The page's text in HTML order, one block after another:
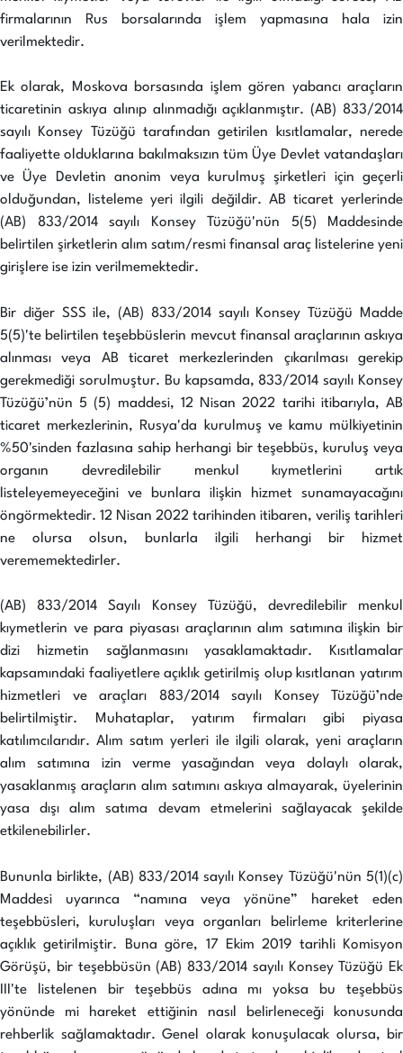
firmalarının Rus borsalarında işlem yapmasına hala izin
verilmektedir.
Ek olarak, Moskova borsasında işlem gören yabancı araçların
ticaretinin askıya alınıp alınmadığı açıklanmıştır. (AB) 833/2014
sayılı Konsey Tüzüğü tarafından getirilen kısıtlamalar, nerede
faaliyette olduklarına bakılmaksızın tüm Üye Devlet vatandaşları
ve Üye Devletin anonim veya kurulmuş şirketleri için geçerli
olduğundan, listeleme yeri ilgili değildir. AB ticaret yerlerinde
(AB) 833/2014 sayılı Konsey Tüzüğü'nün 5(5) Maddesinde
belirtilen şirketlerin alım satım/resmi finansal araç listelerine yeni
girişlere ise izin verilmemektedir.
Bir diğer SSS ile, (AB) 833/2014 sayılı Konsey Tüzüğü Madde
5(5)'te belirtilen teşebbüslerin mevcut finansal araçlarının askıya
alınması veya AB ticaret merkezlerinden çıkarılması gerekip
gerekmediği sorulmuştur. Bu kapsamda, 833/2014 sayılı Konsey
Tüzüğü’nün 5 (5) maddesi, 12 Nisan 2022 tarihi itibarıyla, AB
ticaret merkezlerinin, Rusya'da kurulmuş ve kamu mülkiyetinin
%50'sinden fazlasına sahip herhangi bir teşebbüs, kuruluş veya
organın devredilebilir menkul kıymetlerini artık
listeleyemeyeceğini ve bunlara ilişkin hizmet sunamayacağını
öngörmektedir. 12 Nisan 2022 tarihinden itibaren, veriliş tarihleri
ne olursa olsun, bunlarla ilgili herhangi bir hizmet
verememektedirler.
(AB) 833/2014 Sayılı Konsey Tüzüğü, devredilebilir menkul
kıymetlerin ve para piyasası araçlarının alım satımına ilişkin bir
dizi hizmetin sağlanmasını yasaklamaktadır. Kısıtlamalar
kapsamındaki faaliyetlere açıklık getirilmiş olup kısıtlanan yatırım
hizmetleri ve araçları 883/2014 sayılı Konsey Tüzüğü’nde
belirtilmiştir. Muhataplar, yatırım firmaları gibi piyasa
katılımcılarıdır. Alım satım yerleri ile ilgili olarak, yeni araçların
alım satımına izin verme yasağından veya dolaylı olarak,
yasaklanmış araçların alım satımını askıya almayarak, üyelerinin
yasa dışı alım satıma devam etmelerini sağlayacak şekilde
etkilenebilirler.
Bununla birlikte, (AB) 833/2014 sayılı Konsey Tüzüğü'nün 5(1)(c)
Maddesi uyarınca “namına veya yönüne” hareket eden
teşebbüsleri, kuruluşları veya organları belirleme kriterlerine
açıklık getirilmiştir. Buna göre, 17 Ekim 2019 tarihli Komisyon
Görüşü, bir teşebbüsün (AB) 833/2014 sayılı Konsey Tüzüğü Ek
III'te listelenen bir teşebbüs adına mı yoksa bu teşebbüs
yönünde mi hareket ettiğinin nasıl belirleneceği konusunda
rehberlik sağlamaktadır. Genel olarak konuşulacak olursa, bir